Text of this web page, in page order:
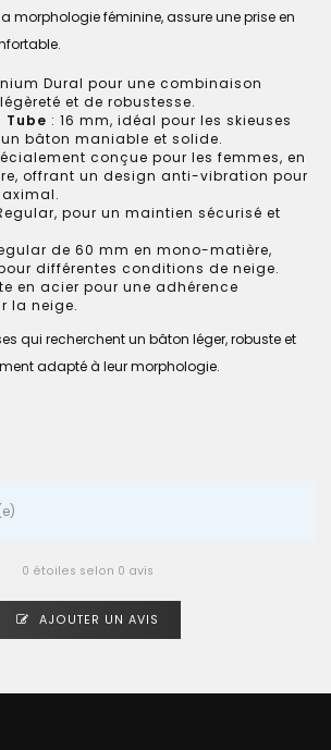
morphologie féminine, assure une prise en
Dural pour une combinaison
et de robustesse.
Tube : 16 mm, idéal pour les skieuses
bâton maniable et solide.
conçue pour les femmes, en
offrant un design anti-vibration pour
pour un maintien sécurisé et
de 60 mm en mono-matière,
différentes conditions de neige.
en acier pour une adhérence
la neige.
qui recherchent un bâton léger, robuste et
adapté à leur morphologie.
0 étoiles selon 0 avis
AJOUTER UN AVIS